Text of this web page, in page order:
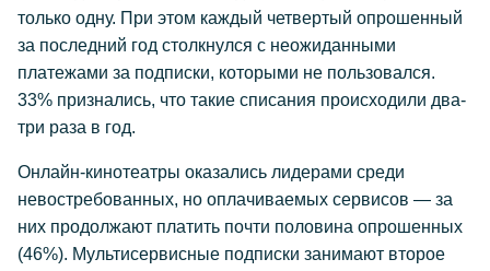
только одну. При этом каждый четвертый опрошенный
за последний год столкнулся с неожиданными
платежами за подписки, которыми не пользовался.
33% признались, что такие списания происходили два-
три раза в год.
Онлайн-кинотеатры оказались лидерами среди
невостребованных, но оплачиваемых сервисов — за
них продолжают платить почти половина опрошенных
(46%). Мультисервисные подписки занимают второе